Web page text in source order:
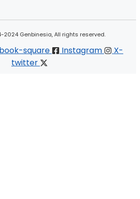
2024 Genbinesia, All rights reserved.
square Instagram
X-
twitter